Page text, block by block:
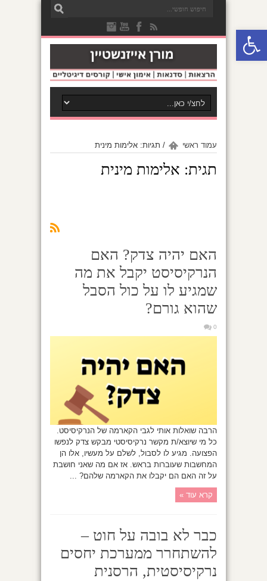
פתח סרגל נגישות
עמוד ראשי / תגיות: אלימות מינית
תגית: אלימות מינית
האם יהיה צדק? האם
הנרקיסיסט יקבל את מה
שמגיע לו על כול הסבל
שהוא גורם?
0
הרבה שואלות אותי לגבי הקארמה של הנרקיסיסט.
כל מי שיוצא/ת מקשר נרקיסיסטי מבקש צדק לנפשו
הפצועה. מגיע לו לסבול, לשלם על מעשיו, אלו הן
המחשבות שעוברות בראש. אז אם מה שאני חושבת
על זה האם הם יקבלו את הקארמה שלהם? ...
קרא עוד »
כבר לא בובה על חוט –
להשתחרר ממערכת יחסים
נרקיסיסטית, הרסנית